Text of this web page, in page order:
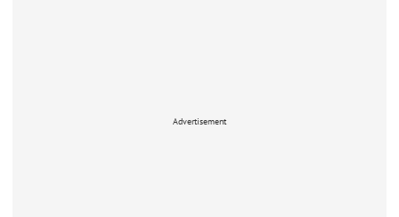
Advertisement